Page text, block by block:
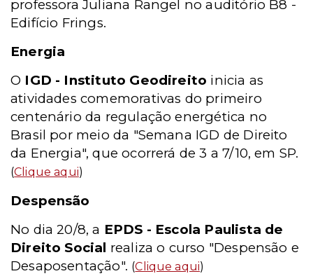
professora Juliana Rangel no auditório B8 -
Edifício Frings.
Energia
O IGD - Instituto Geodireito inicia as
atividades comemorativas do primeiro
centenário da regulação energética no
Brasil por meio da "Semana IGD de Direito
da Energia", que ocorrerá de 3 a 7/10, em SP.
(Clique aqui)
Despensão
No dia 20/8, a EPDS - Escola Paulista de
Direito Social realiza o curso "Despensão e
Desaposentação". (Clique aqui)